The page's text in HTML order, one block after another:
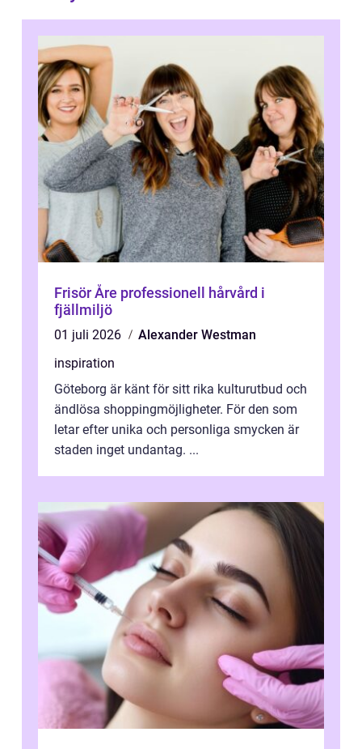
Frisör Åre professionell hårvård i
fjällmiljö
01 juli 2026
Alexander Westman
inspiration
Göteborg är känt för sitt rika kulturutbud och
ändlösa shoppingmöjligheter. För den som
letar efter unika och personliga smycken är
staden inget undantag. ...